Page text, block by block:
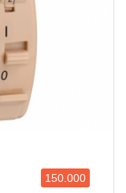
150.000